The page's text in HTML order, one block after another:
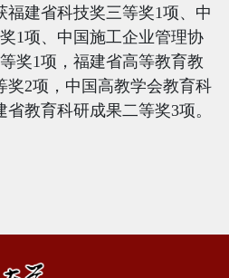
福建省科技奖三等奖1项、中
1项、中国施工企业管理协
奖1项，福建省高等教育教
奖2项，中国高教学会教育科
省教育科研成果二等奖3项。